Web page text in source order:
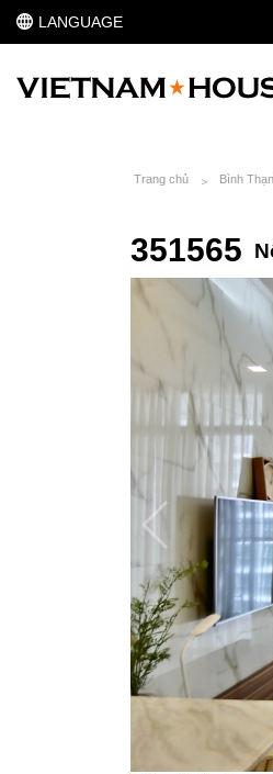
LANGUAGE
Trang chủ Bình
351565